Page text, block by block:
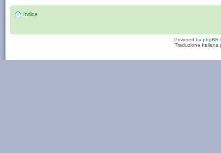
Indice
Powered by phpBB
Traduzione Italiana